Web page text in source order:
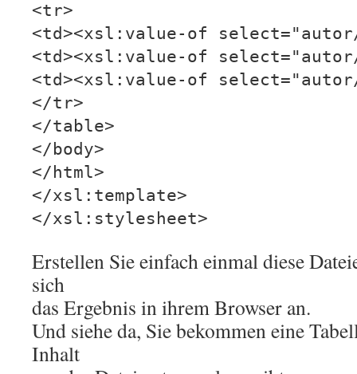
<tr>
<td><xsl:value-of
<td><xsl:value-of
<td><xsl:value-of
</tr>
</table>
</body>
</html>
</xsl:template>
</xsl:stylesheet>
Erstellen Sie einfach einmal diese
sich
das Ergebnis in ihrem Browser an.
Und siehe da, Sie bekommen eine
Inhalt